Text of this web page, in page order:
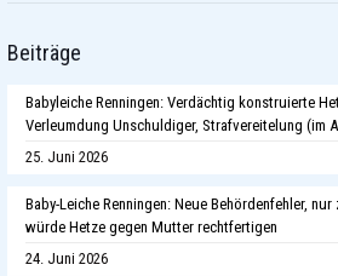
Beiträge
Babyleiche Renningen: Verdächtig konstruierte
Verleumdung Unschuldiger, Strafvereitelung (im
25. Juni 2026
Baby-Leiche Renningen: Neue Behördenfehler,
würde Hetze gegen Mutter rechtfertigen
24. Juni 2026